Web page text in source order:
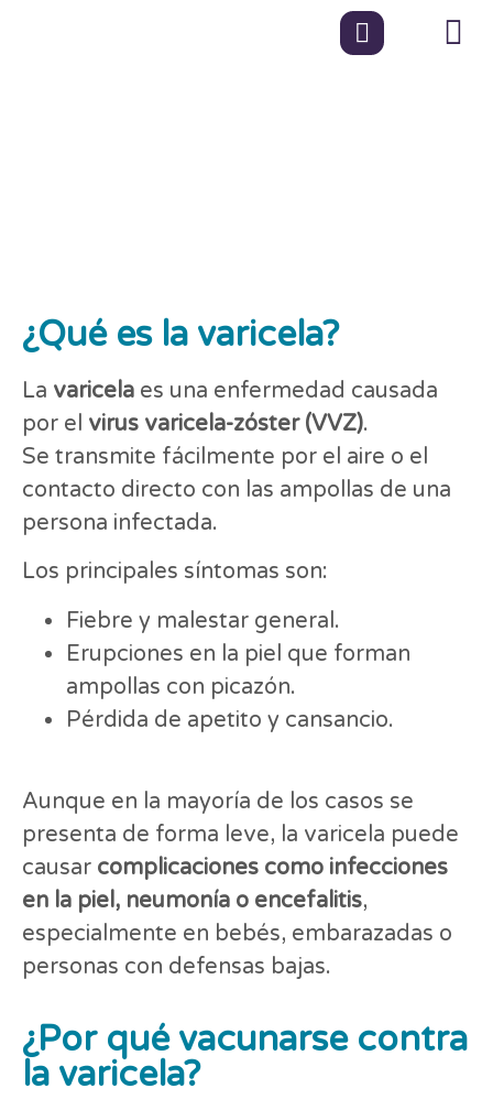
¿Qué es la varicela?
La varicela es una enfermedad causada
por el virus varicela-zóster (VVZ).
Se transmite fácilmente por el aire o el
contacto directo con las ampollas de una
persona infectada.
Los principales síntomas son:
Fiebre y malestar general.
Erupciones en la piel que forman
ampollas con picazón.
Pérdida de apetito y cansancio.
Aunque en la mayoría de los casos se
presenta de forma leve, la varicela puede
causar complicaciones como infecciones
en la piel, neumonía o encefalitis,
especialmente en bebés, embarazadas o
personas con defensas bajas.
¿Por qué vacunarse contra
la varicela?